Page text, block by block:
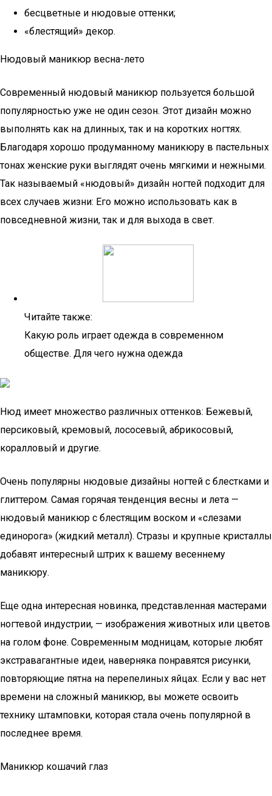
бесцветные и нюдовые оттенки;
«блестящий» декор.
Нюдовый маникюр весна-лето
Современный нюдовый маникюр пользуется большой
популярностью уже не один сезон. Этот дизайн можно
выполнять как на длинных, так и на коротких ногтях.
Благодаря хорошо продуманному маникюру в пастельных
тонах женские руки выглядят очень мягкими и нежными.
Так называемый «нюдовый» дизайн ногтей подходит для
всех случаев жизни: Его можно использовать как в
повседневной жизни, так и для выхода в свет.
Читайте также:
Какую роль играет одежда в современном
обществе. Для чего нужна одежда
Нюд имеет множество различных оттенков: Бежевый,
персиковый, кремовый, лососевый, абрикосовый,
коралловый и другие.
Очень популярны нюдовые дизайны ногтей с блестками и
глиттером. Самая горячая тенденция весны и лета —
нюдовый маникюр с блестящим воском и «слезами
единорога» (жидкий металл). Стразы и крупные кристаллы
добавят интересный штрих к вашему весеннему
маникюру.
Еще одна интересная новинка, представленная мастерами
ногтевой индустрии, — изображения животных или цветов
на голом фоне. Современным модницам, которые любят
экстравагантные идеи, наверняка понравятся рисунки,
повторяющие пятна на перепелиных яйцах. Если у вас нет
времени на сложный маникюр, вы можете освоить
технику штамповки, которая стала очень популярной в
последнее время.
Маникюр кошачий глаз